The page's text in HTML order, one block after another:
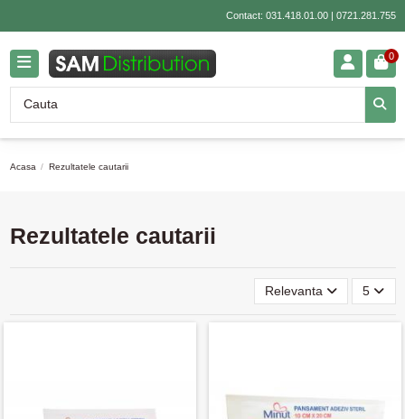
Contact: 031.418.01.00| 0721.281.755
0
Acasa Rezultatele cautarii
Rezultatele cautarii
Relevanta 5